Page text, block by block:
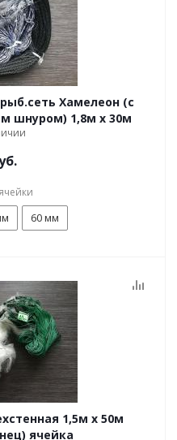
Хамелеон (с
шнуром) 1,8м х 30м
60 мм
1,5м х 50м
ячейка